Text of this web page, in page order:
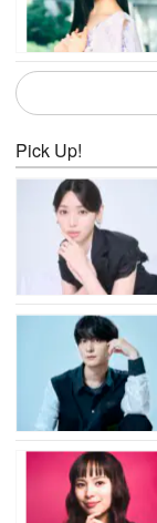
Pick Up!